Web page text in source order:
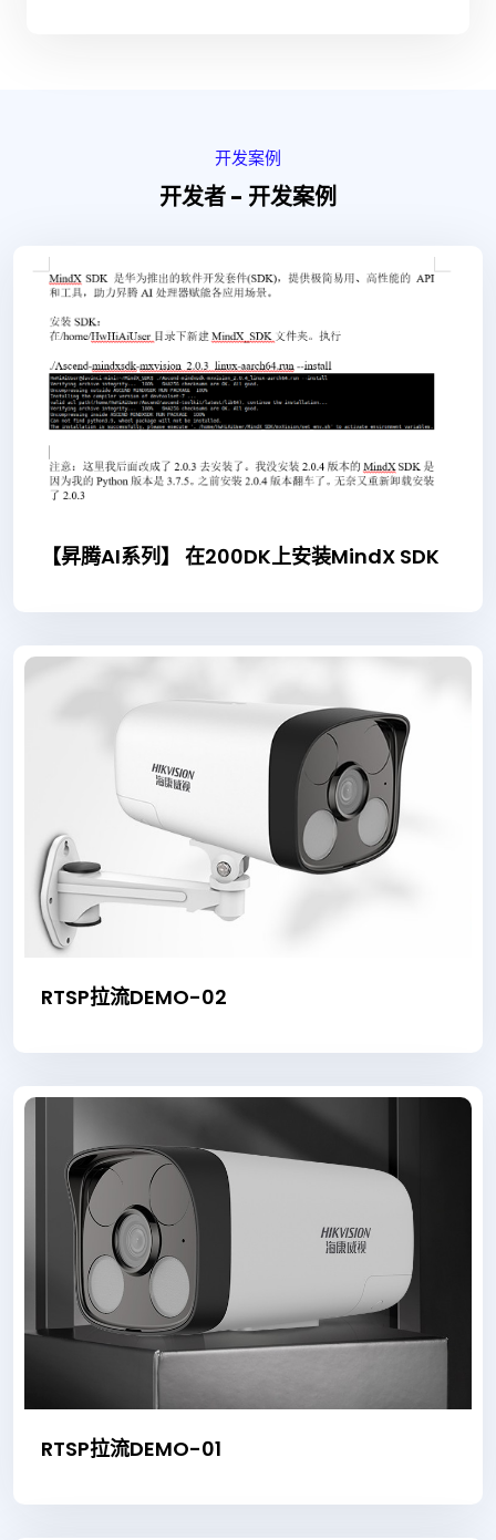
开发案例
开发者 - 开发案例
【昇腾AI系列】 在200DK上安装MindX SDK
RTSP拉流DEMO-02
RTSP拉流DEMO-01